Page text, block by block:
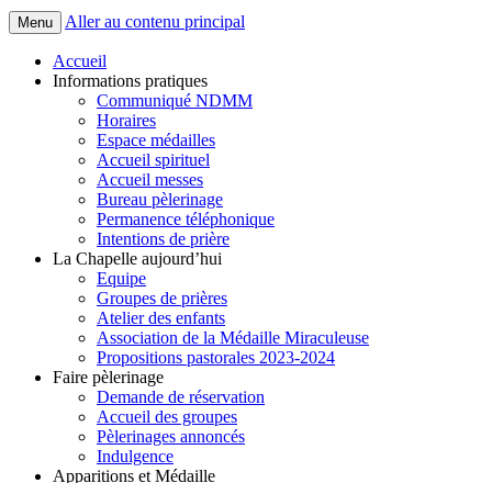
Menu Aller au contenu principal
Accueil
Informations pratiques
Communiqué NDMM
Horaires
Espace médailles
Accueil spirituel
Accueil messes
Bureau pèlerinage
Permanence téléphonique
Intentions de prière
La Chapelle aujourd’hui
Equipe
Groupes de prières
Atelier des enfants
Association de la Médaille Miraculeuse
Propositions pastorales 2023-2024
Faire pèlerinage
Demande de réservation
Accueil des groupes
Pèlerinages annoncés
Indulgence
Apparitions et Médaille